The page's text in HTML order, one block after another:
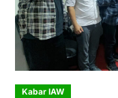
Kabar IAW